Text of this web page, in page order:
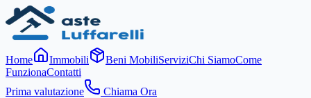
Home Immobili Beni MobiliServiziChi SiamoCome
FunzionaContatti
Prima valutazione
Chiama Ora